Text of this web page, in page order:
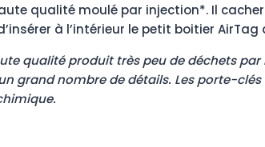
qualité moulé par injection*. Il
à l’intérieur le petit boitier AirTag
qualité produit très peu de déchets
grand nombre de détails. Les porte-